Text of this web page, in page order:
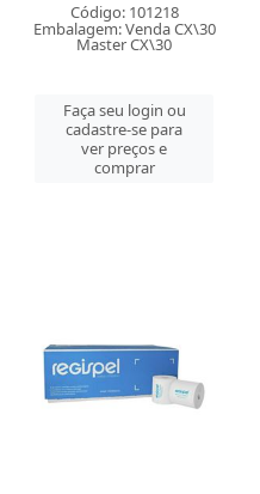
Código: 101218
Embalagem: Venda CX\30
Master CX\30
Faça seu login ou
cadastre-se para
ver preços e
comprar